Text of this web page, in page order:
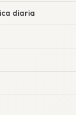
diaria